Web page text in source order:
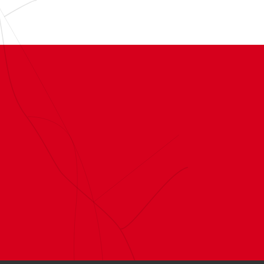
uneinvitation à se
surprendre et à ne jamais
de faire vivre ces